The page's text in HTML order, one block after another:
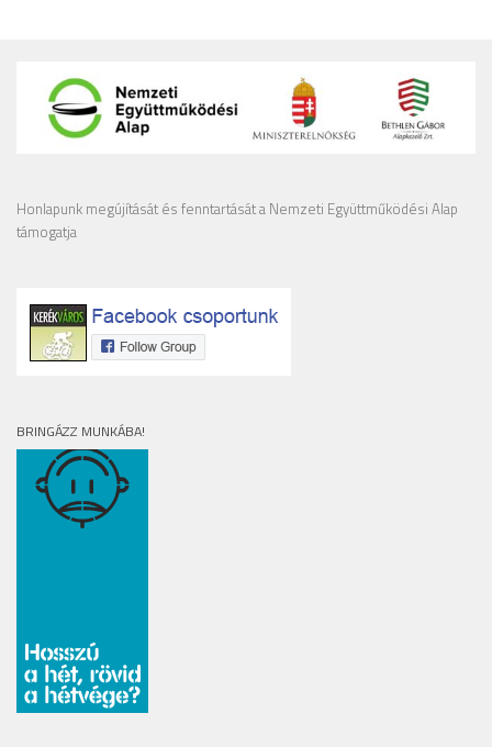
Honlapunk megújítását és fenntartását a Nemzeti Együttműködési Alap
támogatja
BRINGÁZZ MUNKÁBA!